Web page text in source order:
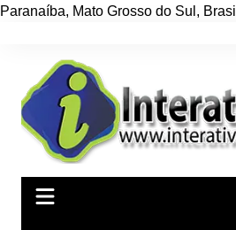
Paranaíba, Mato Grosso do Sul , Brasil
conteúdo